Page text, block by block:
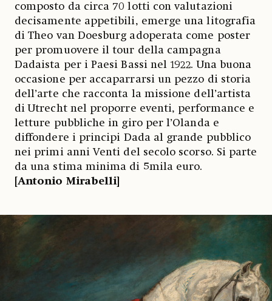
composto da circa 70 lotti con valutazioni
decisamente appetibili, emerge una litografia
di Theo van Doesburg adoperata come poster
per promuovere il tour della campagna
Dadaista per i Paesi Bassi nel 1922. Una buona
occasione per accaparrarsi un pezzo di storia
dell’arte che racconta la missione dell’artista
di Utrecht nel proporre eventi, performance e
letture pubbliche in giro per l’Olanda e
diffondere i principi Dada al grande pubblico
nei primi anni Venti del secolo scorso. Si parte
da una stima minima di 5mila euro.
[Antonio Mirabelli]